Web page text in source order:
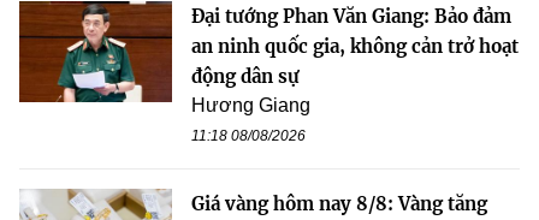
Đại tướng Phan Văn Giang: Bảo đảm
an ninh quốc gia, không cản trở hoạt
động dân sự
Hương Giang
11:18 08/08/2026
Giá vàng hôm nay 8/8: Vàng tăng